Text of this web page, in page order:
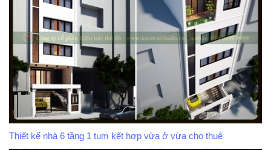
Thiết kế nhà 6 tầng 1 tum kết hợp vừa ở vừa cho thuê